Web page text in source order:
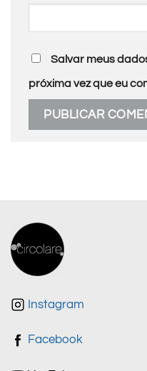
Salvar meus
próxima vez que eu
Instagram
Facebook